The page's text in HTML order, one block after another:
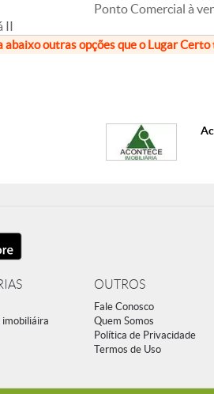
II
Ponto Comercial à
outras opções que o Lugar Certo
imobiliáira
OUTROS
Fale Conosco
Quem Somos
Política de Privacidade
Termos de Uso